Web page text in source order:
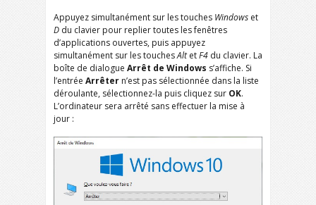
Appuyez simultanément sur les touches Windows et
D du clavier pour replier toutes les fenêtres
d’applications ouvertes, puis appuyez
simultanément sur les touchesAltetF4 du clavier. La
boîte de dialogue Arrêt de Windows s’affiche. Si
l’entrée Arrêter n’est pas sélectionnée dans la liste
déroulante, sélectionnez-la puis cliquez sur OK.
L’ordinateur sera arrêté sans effectuer la mise à
jour :